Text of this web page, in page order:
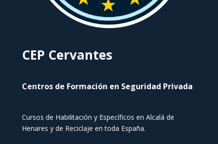
CEP Cervantes
Centros de Formación en Seguridad Privada
Cursos de Habilitación y Específicos en Alcalá de
Henares y de Reciclaje en toda España.